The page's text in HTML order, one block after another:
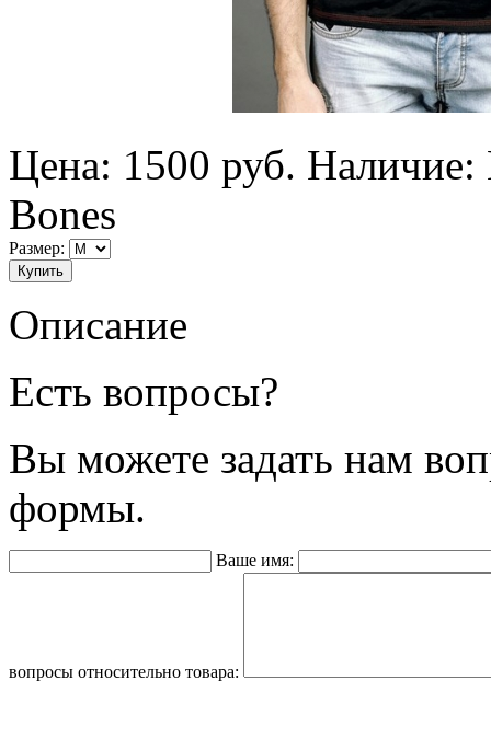
Цена: 1500 руб. Наличие:
Bones
Размер:
Описание
Есть вопросы?
Вы можете задать нам
формы.
Ваше имя:
вопросы относительно товара: